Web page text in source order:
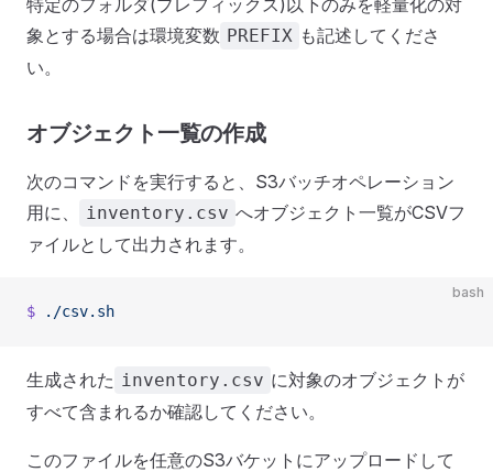
特定のフォルダ(プレフィックス)以下のみを軽量化の対
象とする場合は環境変数 PREFIX も記述してくださ
い。
オブジェクト一覧の作成
次のコマンドを実行すると、S3バッチオペレーション
用に、
inventory.csv へオブジェクト一覧がCSVフ
ァイルとして出力されます。
bash
$ ./csv.sh
生成された inventory.csv に対象のオブジェクトが
すべて含まれるか確認してください。
このファイルを任意のS3バケットにアップロードして